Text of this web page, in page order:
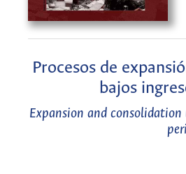
Procesos de
bajos
Expansion and consolidation